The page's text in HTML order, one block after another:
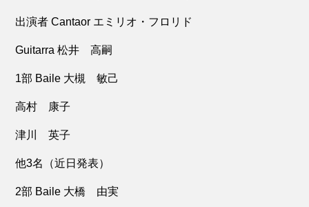
出演者 Cantaor エミリオ・フロリド
Guitarra 松井 高嗣
1部 Baile 大槻 敏己
高村 康子
津川 英子
他3名（近日発表）
2部 Baile 大橋 由実